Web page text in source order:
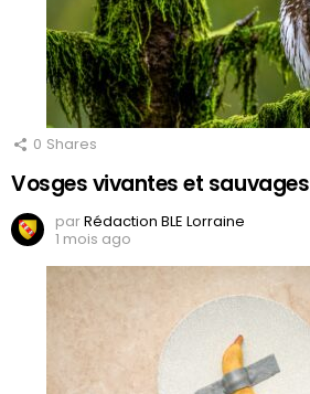
0 Shares
Vosges vivantes et sauvages
parRédaction BLE Lorraine
1 mois ago